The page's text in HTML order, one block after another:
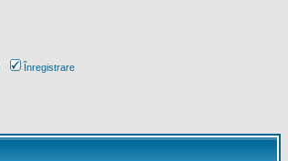
Înregistrare